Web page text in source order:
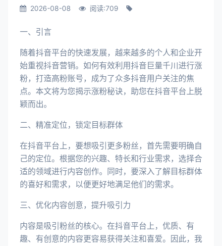
2026-08-08 阅读:709
一、引言
随着抖音平台的快速发展，越来越多的个人和企业开
始重视抖音营销。如何有效利用抖音巨量千川进行涨
粉，打造高粉账号，成为了众多抖音用户关注的焦
点。本文将为您揭示涨粉秘诀，助您在抖音平台上脱
颖而出。
二、精准定位，锁定目标群体
在抖音平台上，要想吸引更多粉丝，首先需要明确自
己的定位。根据您的兴趣、特长和行业需求，选择合
适的领域进行内容创作。同时，要深入了解目标群体
的喜好和需求，以便更好地满足他们的需求。
三、优化内容创意，提升吸引力
内容是吸引粉丝的核心。在抖音平台上，优质、有
趣、有创意的内容更容易获得关注和喜爱。因此，我